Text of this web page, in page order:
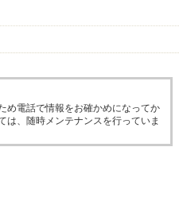
め電話で情報をお確かめになってか
は、随時メンテナンスを行っていま